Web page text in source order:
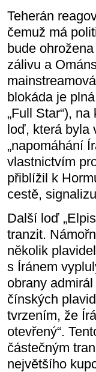
Teherán
čemuž má
bude
zálivu a
blokáda je
„Full Star“),
loď, která byla
„napomáhání
vlastnictvím
přiblížil k
cestě,
Další loď
tranzit.
několik
s Íránem
obrany
čínských
tvrzením, že
otevřený“.
částečným
největšího